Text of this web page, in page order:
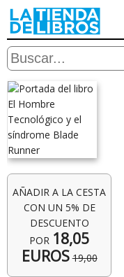
AÑADIR A LA CESTA
CON UN 5% DE
DESCUENTO
POR 18,05
EUROS 19,00